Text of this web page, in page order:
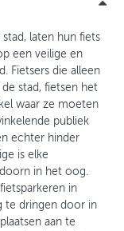
laten hun fiets
een veilige en
Fietsers die alleen
stad, fietsen het
waar ze moeten
publiek
echter hinder
is elke
in het oog.
in
te dringen door in
aan te